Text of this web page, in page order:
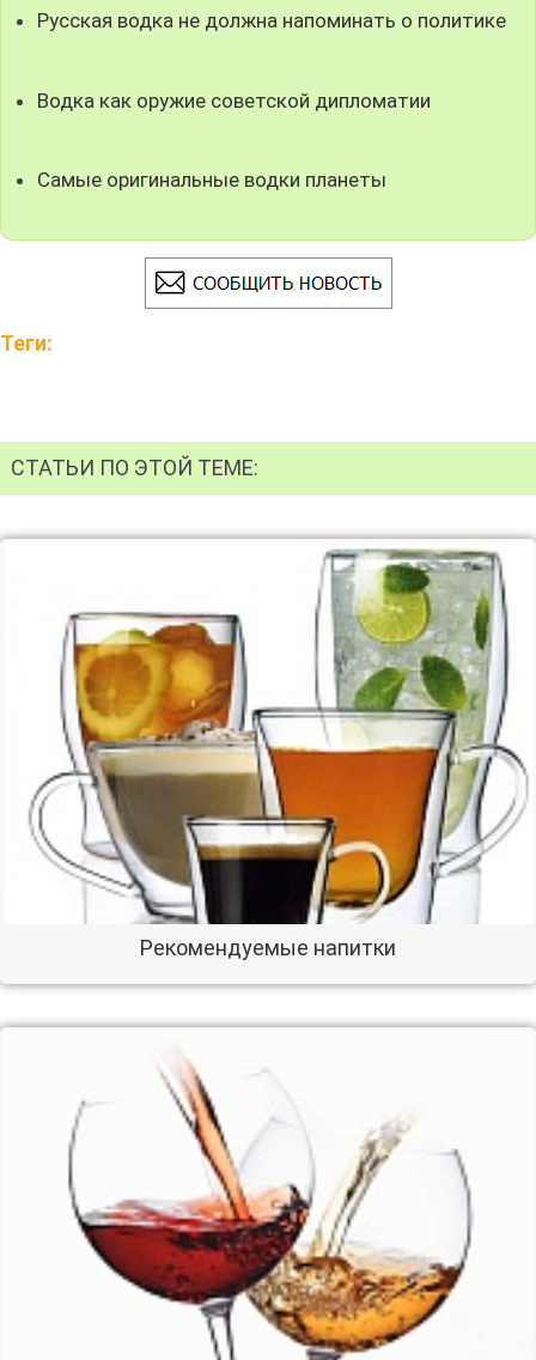
Русская водка не должна напоминать о политике
Водка как оружие советской дипломатии
Самые оригинальные водки планеты
Теги:
СТАТЬИ ПО ЭТОЙ ТЕМЕ:
Рекомендуемые напитки